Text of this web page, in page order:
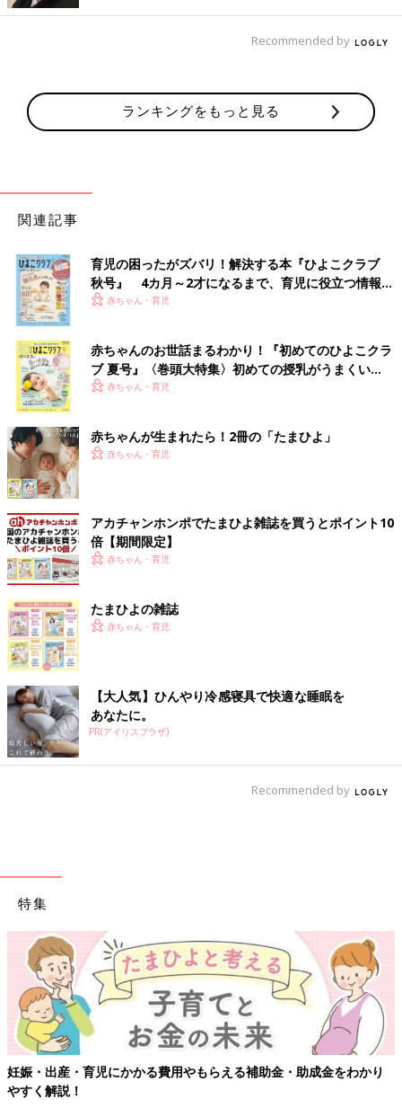
Recommended by
ランキングをもっと見る
関連記事
育児の困ったがズバリ！解決する本『ひよこクラブ
秋号』 4カ月～2才になるまで、育児に役立つ情報が
いっぱい！
赤ちゃん・育児
赤ちゃんのお世話まるわかり！『初めてのひよこクラ
ブ 夏号』〈巻頭大特集〉初めての授乳がうまくい
く！ おっぱい・ミルクの基本と夏のトラブル 解決テ
赤ちゃん・育児
赤ちゃんが生まれたら！2冊の「たまひよ」
赤ちゃん・育児
アカチャンホンポでたまひよ雑誌を買うとポイント10
倍【期間限定】
赤ちゃん・育児
たまひよの雑誌
赤ちゃん・育児
【大人気】ひんやり冷感寝具で快適な睡眠を
あなたに。
PR(アイリスプラザ)
Recommended by
特集
妊娠・出産・育児にかかる費用やもらえる補助金・助成金をわかり
やすく解説！